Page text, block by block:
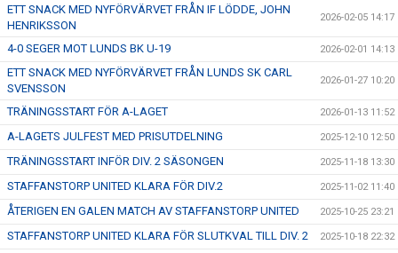
ETT SNACK MED NYFÖRVÄRVET FRÅN IF LÖDDE, JOHN
HENRIKSSON
2026-02-05 14:17
4-0 SEGER MOT LUNDS BK U-19 2026-02-01 14:13
ETT SNACK MED NYFÖRVÄRVET FRÅN LUNDS SK CARL
SVENSSON
2026-01-27 10:20
TRÄNINGSSTART FÖR A-LAGET 2026-01-13 11:52
A-LAGETS JULFEST MED PRISUTDELNING 2025-12-10 12:50
TRÄNINGSSTART INFÖR DIV. 2 SÄSONGEN 2025-11-18 13:30
STAFFANSTORP UNITED KLARA FÖR DIV.2 2025-11-02 11:40
ÅTERIGEN EN GALEN MATCH AV STAFFANSTORP UNITED 2025-10-25 23:21
STAFFANSTORP UNITED KLARA FÖR SLUTKVAL TILL DIV. 2 2025-10-18 22:32